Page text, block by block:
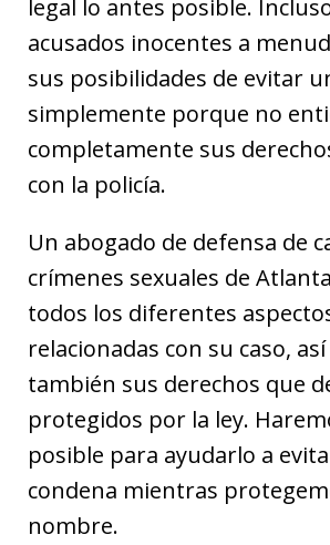
legal lo antes posible.
acusados inocentes a
sus posibilidades de evitar
simplemente porque no
completamente sus
con la policía.
Un abogado de defensa de
crímenes sexuales de
todos los diferentes
relacionadas con su caso,
también sus derechos que
protegidos por la ley.
posible para ayudarlo a
condena mientras
nombre.